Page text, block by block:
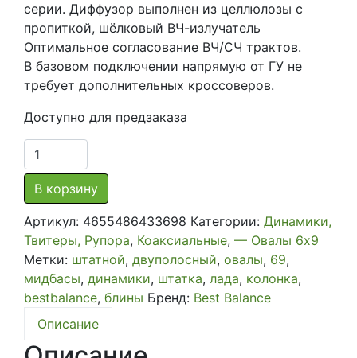
серии. Диффузор выполнен из целлюлозы с
пропиткой, шёлковый ВЧ-излучатель
Оптимальное согласование ВЧ/СЧ трактов.
В базовом подключении напрямую от ГУ не
требует дополнительных кроссоверов.
Доступно для предзаказа
Количество
товара
Коаксиальная
акустическая
система
Best
Balance
F69
В корзину
Артикул: 4655486433698 Категории: Динамики,
Твитеры, Рупора, Коаксиальные, — Овалы 6х9
Метки: штатной, двуполосный, овалы, 69,
мидбасы, динамики, штатка, лада, колонка,
bestbalance, блины Бренд: Best Balance
Описание